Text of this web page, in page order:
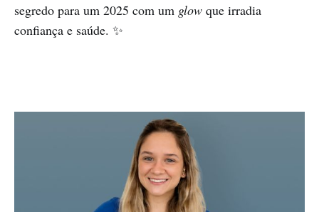
segredo para um 2025 com um glow que irradia
confiança e saúde. ✨